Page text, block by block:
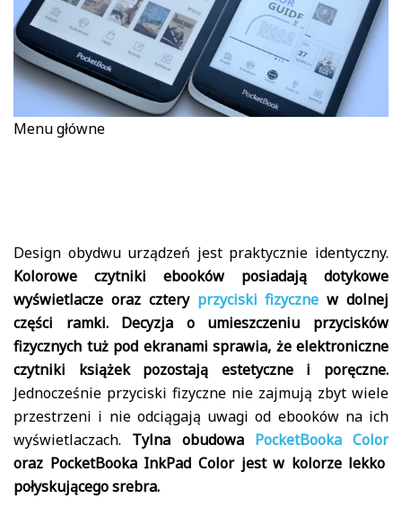
Menu główne
Design obydwu urządzeń jest praktycznie identyczny.
Kolorowe czytniki ebooków posiadają dotykowe
wyświetlacze oraz cztery przyciski fizyczne w dolnej
części ramki. Decyzja o umieszczeniu przycisków
fizycznych tuż pod ekranami sprawia, że elektroniczne
czytniki książek pozostają estetyczne i poręczne.
Jednocześnie przyciski fizyczne nie zajmują zbyt wiele
przestrzeni i nie odciągają uwagi od ebooków na ich
wyświetlaczach. Tylna obudowa PocketBooka Color
oraz PocketBooka InkPad Color jest w kolorze lekko
połyskującego srebra.